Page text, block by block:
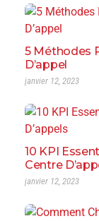
5 Méthodes
D’appel
janvier 12, 2023
10 KPI
Centre
janvier 12, 2023